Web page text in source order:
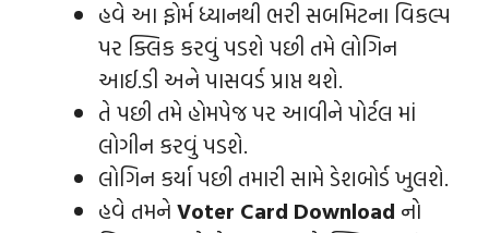
હવે આ ફોર્મ ધ્યાનથી ભરી સબમિટના વિકલ્પ
પર ક્લિક કરવું પડશે પછી તમે લોગિન
આઈ.ડી અને પાસવર્ડ પ્રાપ્ત થશે.
તે પછી તમે હોમપેજ પર આવીને પોર્ટલ માં
લોગીન કરવું પડશે.
લોગિન કર્યા પછી તમારી સામે ડેશબોર્ડ ખુલશે.
હવે તમને Voter Card Download નો